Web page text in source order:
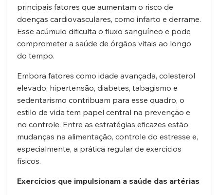
principais fatores que aumentam o risco de
doenças cardiovasculares, como infarto e derrame.
Esse acúmulo dificulta o fluxo sanguíneo e pode
comprometer a saúde de órgãos vitais ao longo
do tempo.
Embora fatores como idade avançada, colesterol
elevado, hipertensão, diabetes, tabagismo e
sedentarismo contribuam para esse quadro, o
estilo de vida tem papel central na prevenção e
no controle. Entre as estratégias eficazes estão
mudanças na alimentação, controle do estresse e,
especialmente, a prática regular de exercícios
físicos.
Exercícios que impulsionam a saúde das artérias